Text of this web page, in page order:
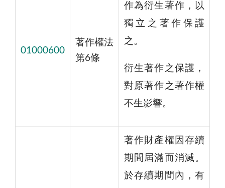
01000600
著作權法
第6條
作為衍生著作，以
獨立之著作保護
之。
衍生著作之保護，
對原著作之著作權
不生影響。
著作財產權因存續
期間屆滿而消滅。
於存續期間內，有